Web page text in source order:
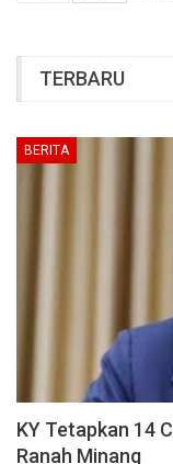
TERBARU
BERITA
KY Tetapkan 14
Ranah Minang